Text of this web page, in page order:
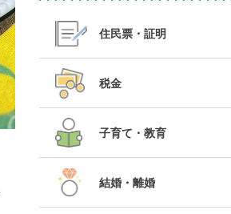
住民票・証明
税金
子育て・教育
結婚・離婚